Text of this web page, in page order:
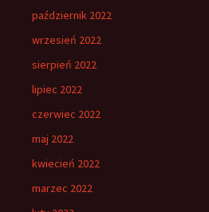
październik 2022
wrzesień 2022
sierpień 2022
lipiec 2022
czerwiec 2022
maj 2022
kwiecień 2022
marzec 2022